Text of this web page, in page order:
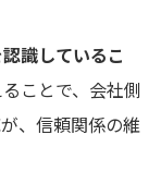
識しているこ
ことで、会社側
、信頼関係の維